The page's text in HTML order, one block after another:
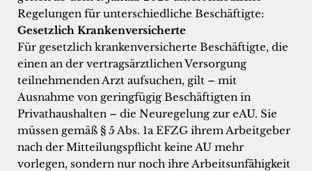
Regelungen für unterschiedliche Beschäftigte:
Gesetzlich Krankenversicherte
Für gesetzlich krankenversicherte Beschäftigte, die
einen an der vertragsärztlichen Versorgung
teilnehmenden Arzt aufsuchen, gilt – mit
Ausnahme von geringfügig Beschäftigten in
Privathaushalten – die Neuregelung zur eAU. Sie
müssen gemäß § 5 Abs. 1a EFZG ihrem Arbeitgeber
nach der Mitteilungspflicht keine AU mehr
vorlegen, sondern nur noch ihre Arbeitsunfähigkeit